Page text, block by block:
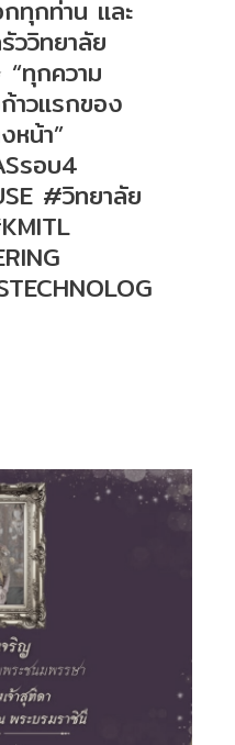
ทุกท่าน และ
ววิทยาลัย
ทุกความ
าวแรกของ
หน้า”
รอบ4
#วิทยาลัย